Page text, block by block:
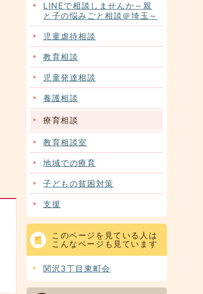
LINEで相談しませんか～親
と子の悩みごと相談＠埼玉～
児童虐待相談
教育相談
児童発達相談
養護相談
療育相談
教育相談室
地域での療育
子どもの貧困対策
支援
このページを見ている人は
こんなページも見ています
関沢3丁目東町会